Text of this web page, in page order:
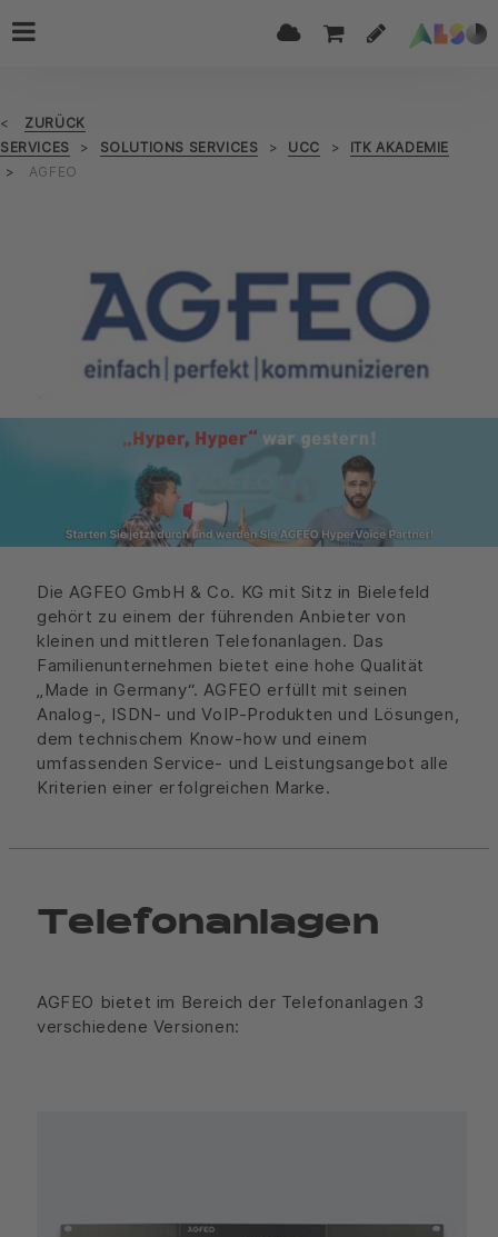
ZURÜCK
SERVICES
SOLUTIONS SERVICES UCC
ITK AKADEMIE
AGFEO
Die AGFEO GmbH & Co. KG mit Sitz in Bielefeld
gehört zu einem der führenden Anbieter von
kleinen und mittleren Telefonanlagen. Das
Familienunternehmen bietet eine hohe Qualität
„Made in Germany“. AGFEO erfüllt mit seinen
Analog-, ISDN- und VoIP-Produkten und Lösungen,
dem technischem Know-how und einem
umfassenden Service- und Leistungsangebot alle
Kriterien einer erfolgreichen Marke.
Telefonanlagen
AGFEO bietet im Bereich der Telefonanlagen 3
verschiedene Versionen: